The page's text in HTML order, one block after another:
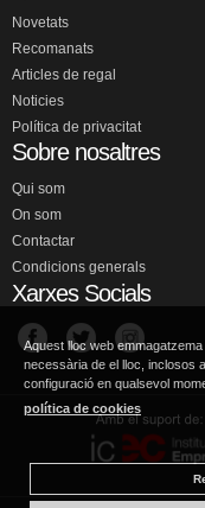
Novetats
Recomanats
Articles de regal
Noticies
Política de privacitat
Sobre nosaltres
Qui som
On som
Contactar
Condicions generals
Xarxes Socials
Aquest lloc web
necessària de el lloc, inclosos
configuració en qualsevol
política de cookies